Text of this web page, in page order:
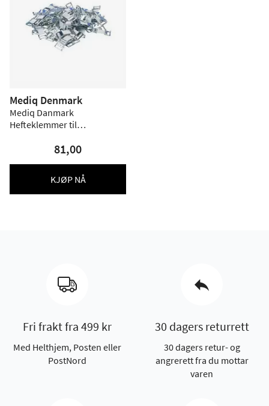
Mediq Denmark
Mediq Danmark
Hefteklemmer til
81,00
KJØP NÅ
Fri frakt fra 499 kr
Med Helthjem, Posten eller
PostNord
30 dagers returrett
30 dagers retur- og
angrerett fra du mottar
varen